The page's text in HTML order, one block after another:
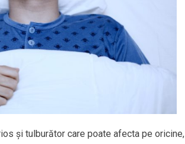
și tulburător care poate afecta pe oricine,